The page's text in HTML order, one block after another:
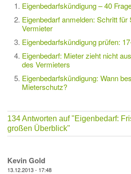
Eigenbedarfskündigung – 40
Eigenbedarf anmelden: Schritt für
Vermieter
Eigenbedarfskündigung prüfen:
Eigenbedarf: Mieter zieht nicht
des Vermieters
Eigenbedarfskündigung: Wann
Mieterschutz?
134 Antworten auf"Eigenbedarf:
großen Überblick"
Kevin Gold
13.12.2013 - 17:48